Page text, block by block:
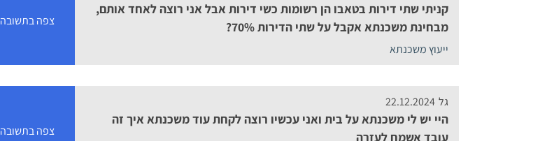
קניתי שתי דירות בטאבו הן רשומות כשי דירות אבל אני רוצה לאחד אותם,
מבחינת משכנתא אקבל על שתי הדירות 70%?
ייעוץ משכנתא
צפה בתשובה
גל 22.12.2024
היי יש לי משכנתא על בית ואני עכשיו רוצה לקחת עוד משכנתא איך זה
עובד אשמח לעזרה
צפה בתשובה